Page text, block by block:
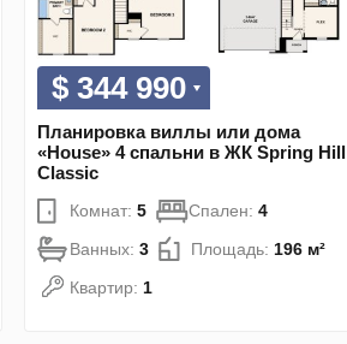
$ 344 990
Планировка виллы или дома
«House» 4 спальни в ЖК Spring Hill
Classic
Комнат: 5 Спален: 4
Ванных: 3 Площадь: 196 м²
Квартир: 1